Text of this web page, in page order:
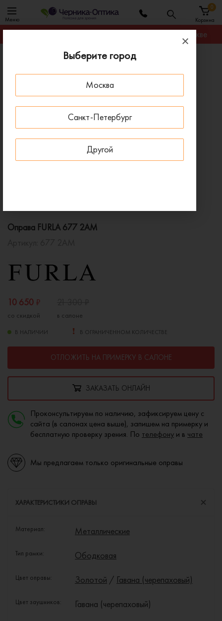
Выберите город
Москва
Санкт-Петербург
Другой
Меню Корзина
0
Гарантируем лучшую цену на любую оправу в Москве
Оправы для очков
Оправа FURLA 677 2AM
Оправа FURLA 677 2AM
10 650 ₽
со скидкой в салоне
В НАЛИЧИИ В ОГРАНИЧЕННОМ КОЛИЧЕСТВЕ
ОТЛОЖИТЬ НА ПРИМЕРКУ В САЛОНЕ
ЗАКАЗАТЬ ОНЛАЙН
Проконсультируем по наличию, зафиксируем цену с
сайта (в салонах цена выше), запишем на примерку и
бесплатную проверку зрения. По телефону и в чате
Мы предлагаем только оригинальные оправы
ХАРАКТЕРИСТИКИ ОПРАВЫ
Материал: Металлические
Тип рамки: Ободковая
Цвет оправы: Золотой / Гавана (черепаховый)
Цвет заушников: Гавана (черепаховый)
- 50 % ДО 15 АВГУСТА